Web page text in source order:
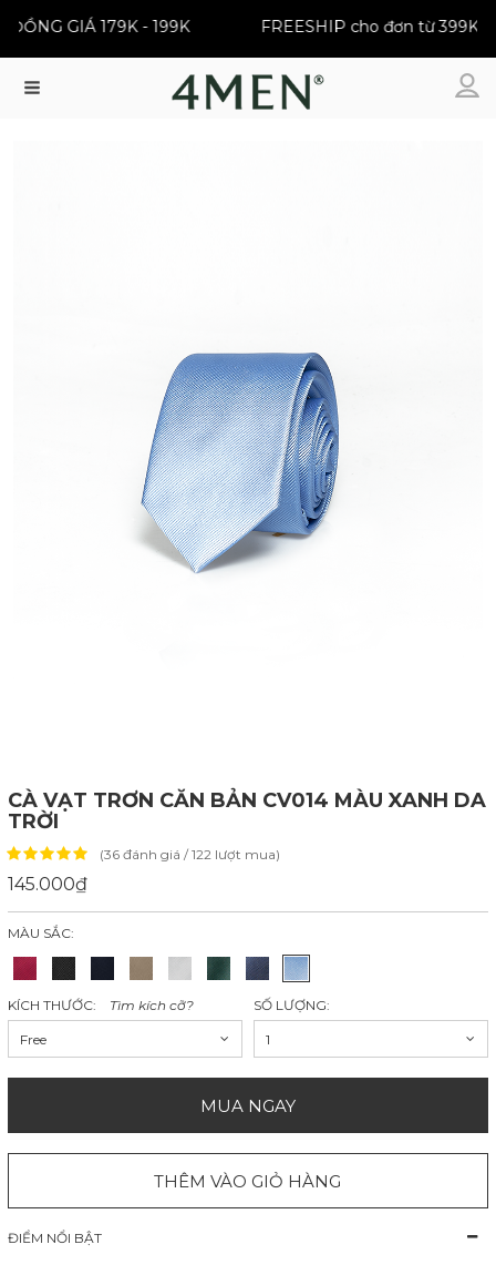
GIÁ 179K - 199K FREESHIP cho đơn từ 399K
CÀ VẠT TRƠN CĂN BẢN CV014 MÀU XANH DA
TRỜI
(36 đánh giá / 122 lượt mua)
145.000₫
MÀU SẮC:
KÍCH THƯỚC: Tìm kích cỡ?
Free
SỐ LƯỢNG:
1
MUA NGAY
THÊM VÀO GIỎ HÀNG
ĐIỂM NỔI BẬT